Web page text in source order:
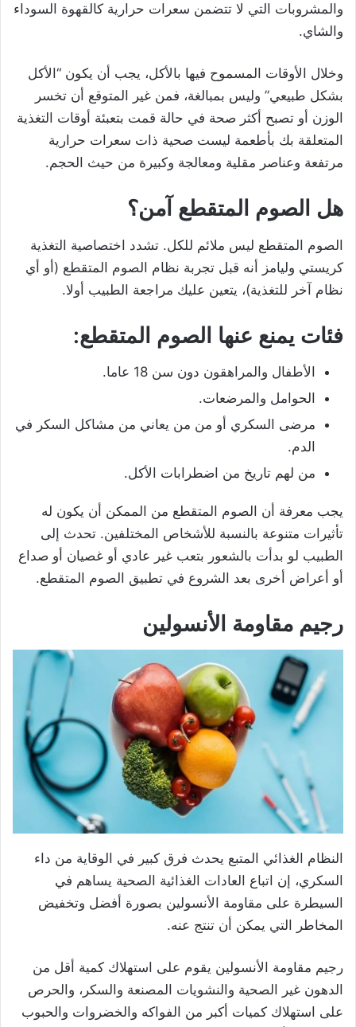
والمشروبات التي لا تتضمن سعرات حرارية كالقهوة السوداء
والشاي.
وخلال الأوقات المسموح فيها بالأكل، يجب أن يكون “الأكل
بشكل طبيعي” وليس بمبالغة، فمن غير المتوقع أن تخسر
الوزن أو تصبح أكثر صحة في حالة قمت بتعبئة أوقات التغذية
المتعلقة بك بأطعمة ليست صحية ذات سعرات حرارية
مرتفعة وعناصر مقلية ومعالجة وكبيرة من حيث الحجم.
هل الصوم المتقطع آمن؟
الصوم المتقطع ليس ملائم للكل. تشدد اختصاصية التغذية
كريستي وليامز أنه قبل تجربة نظام الصوم المتقطع (أو أي
نظام آخر للتغذية)، يتعين عليك مراجعة الطبيب أولا.
فئات يمنع عنها الصوم المتقطع:
الأطفال والمراهقون دون سن 18 عاما.
الحوامل والمرضعات.
مرضى السكري أو من من يعاني من مشاكل السكر في
الدم.
من لهم تاريخ من اضطرابات الأكل.
يجب معرفة أن الصوم المتقطع من الممكن أن يكون له
تأثيرات متنوعة بالنسبة للأشخاص المختلفين. تحدث إلى
الطبيب لو بدأت بالشعور بتعب غير عادي أو غصيان أو صداع
أو أعراض أخرى بعد الشروع في تطبيق الصوم المتقطع.
رجيم مقاومة الأنسولين
النظام الغذائي المتبع يحدث فرق كبير في الوقاية من داء
السكري، إن اتباع العادات الغذائية الصحية يساهم في
السيطرة على مقاومة الأنسولين بصورة أفضل وتخفيض
المخاطر التي يمكن أن تنتج عنه.
رجيم مقاومة الأنسولين يقوم على استهلاك كمية أقل من
الدهون غير الصحية والنشويات المصنعة والسكر، والحرص
على استهلاك كميات أكبر من الفواكه والخضروات والحبوب